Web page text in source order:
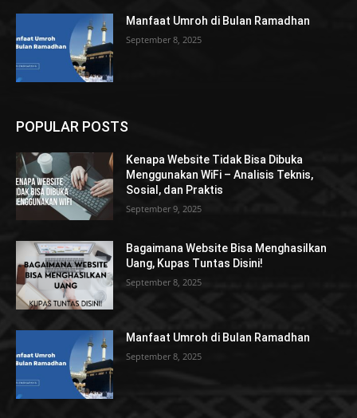
Manfaat Umroh di Bulan Ramadhan
September 8, 2025
POPULAR POSTS
Kenapa Website Tidak Bisa Dibuka
Menggunakan WiFi – Analisis Teknis,
Sosial, dan Praktis
September 9, 2025
Bagaimana Website Bisa Menghasilkan
Uang, Kupas Tuntas Disini!
September 8, 2025
Manfaat Umroh di Bulan Ramadhan
September 8, 2025